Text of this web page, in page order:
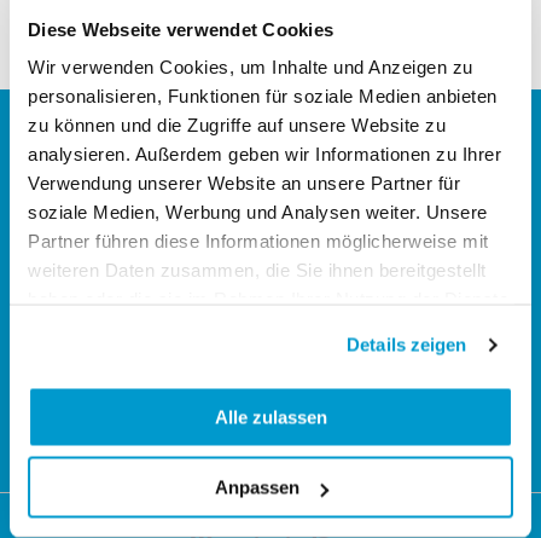
Diese Webseite verwendet Cookies
Wir verwenden Cookies, um Inhalte und Anzeigen zu
personalisieren, Funktionen für soziale Medien anbieten
zu können und die Zugriffe auf unsere Website zu
analysieren. Außerdem geben wir Informationen zu Ihrer
Verwendung unserer Website an unsere Partner für
soziale Medien, Werbung und Analysen weiter. Unsere
Partner führen diese Informationen möglicherweise mit
weiteren Daten zusammen, die Sie ihnen bereitgestellt
Details zeigen
Alle zulassen
Anpassen
Post im Jahre 2012 hat Asendia ein weltweites
LESEN SIE MEHR